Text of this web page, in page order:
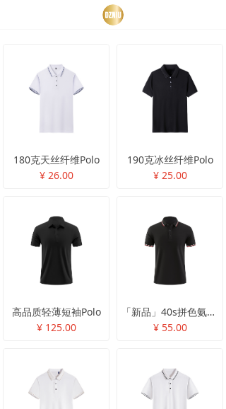
180克天丝纤维Polo
¥ 26.00
190克冰丝纤维Polo
¥ 25.00
高品质轻薄短袖Polo
¥ 125.00
「新品」40s拼色氨纶棉短袖polo
¥ 55.00